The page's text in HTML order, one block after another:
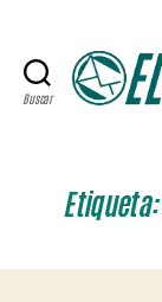
Buscar
Etiqueta: